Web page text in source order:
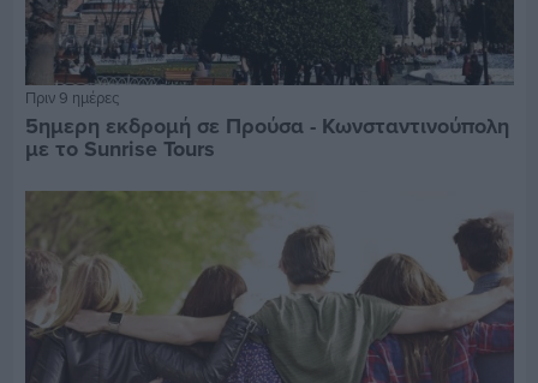
Πριν 9 ημέρες
5ημερη εκδρομή σε Προύσα - Κωνσταντινούπολη
με το Sunrise Tours